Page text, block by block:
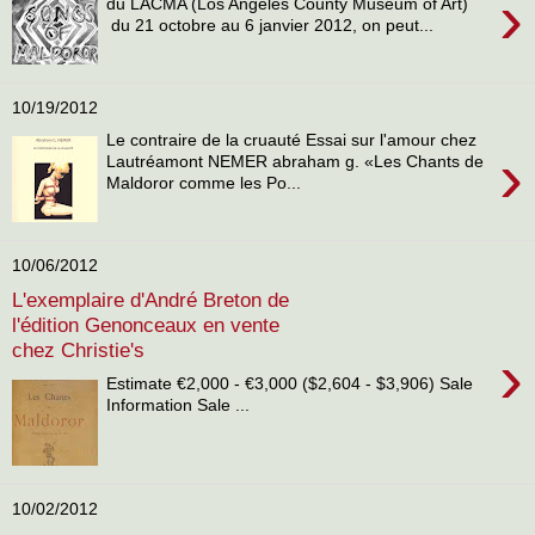
›
du 21 octobre au 6 janvier 2012, on peut...
10/19/2012
›
Le contraire de la cruauté Essai sur l'amour chez
Lautréamont NEMER abraham g. «Les Chants de
Maldoror comme les Po...
10/06/2012
L'exemplaire d'André Breton de
l'édition Genonceaux en vente
chez Christie's
›
Estimate €2,000 - €3,000 ($2,604 - $3,906) Sale
Information Sale ...
10/02/2012